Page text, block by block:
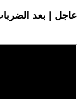
عاجل | بعد